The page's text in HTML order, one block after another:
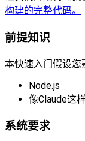
构建的完整代码。
前提知识
本快速入门假设您
Node.js
像Claude这
系统要求